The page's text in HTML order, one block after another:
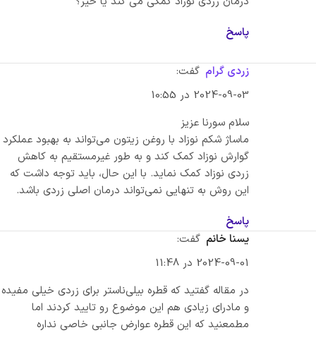
پاسخ
زردی گرام گفت:
2024-09-03 در 10:55
سلام سورنا عزیز
ماساژ شکم نوزاد با روغن زیتون می‌تواند به بهبود عملکرد
گوارش نوزاد کمک کند و به طور غیرمستقیم به کاهش
زردی نوزاد کمک نماید. با این حال، باید توجه داشت که
این روش به تنهایی نمی‌تواند درمان اصلی زردی باشد.
پاسخ
یسنا خانم گفت:
2024-09-01 در 11:48
در مقاله گفتید که قطره بیلی‌ناستر برای زردی خیلی مفیده
و مادرای زیادی هم این موضوع رو تایید کردند اما
مطمعنید که این قطره عوارض جانبی خاصی نداره